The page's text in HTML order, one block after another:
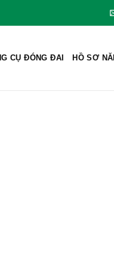
CỤ ĐÓNG ĐAI HỒ SƠ